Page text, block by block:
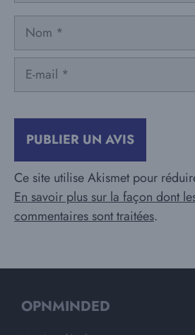
Nom
Ce site utilise Akismet pour
En savoir plus sur la façon dont
commentaires sont traitées.
OPNMINDED